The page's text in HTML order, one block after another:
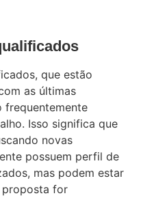
que estão
as últimas
frequentemente
Isso significa que
novas
possuem perfil de
mas podem estar
proposta for